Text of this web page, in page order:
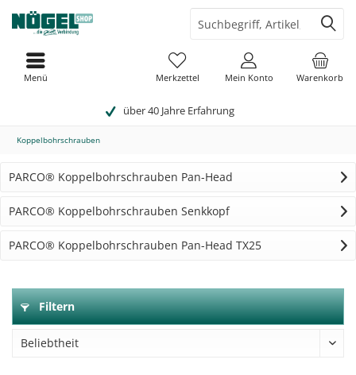
über 40 Jahre Erfahrung
Warenkorb
Merkzettel Mein Konto
Menü
Koppelbohrschrauben
PARCO® Koppelbohrschrauben Pan-Head
PARCO® Koppelbohrschrauben Senkkopf
PARCO® Koppelbohrschrauben Pan-Head TX25
Filtern